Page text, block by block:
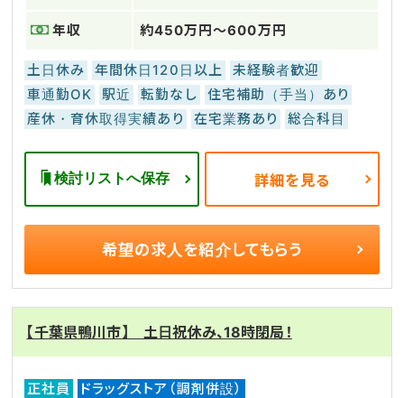
年収 約450万円～600万円
土日休み 年間休日120日以上
未経験者歓迎
車通勤OK
駅近 転勤なし
住宅補助（手当）あり
産休・育休取得実績あり
在宅業務あり 総合科目
検討リストへ保存 詳細を見る
希望の求人を紹介してもらう
【千葉県鴨川市】 土日祝休み、18時閉局！
正社員 ドラッグストア（調剤併設）